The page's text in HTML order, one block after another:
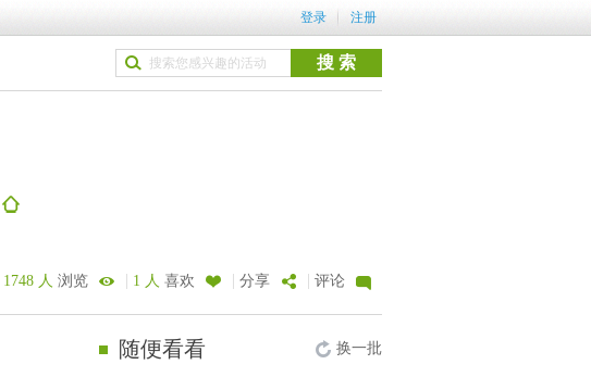
登录 注册
1748 人 浏览 | 1 人 喜欢 | 分享 | 评论
随便看看 换一批